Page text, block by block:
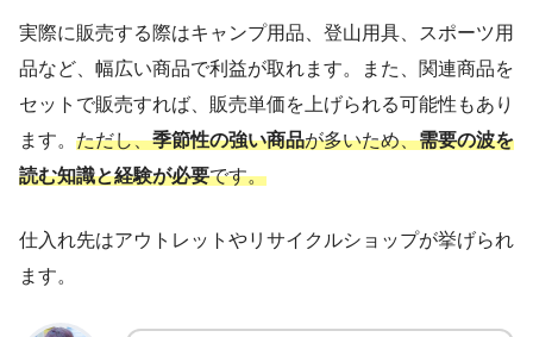
実際に販売する際はキャンプ用品、登山用具、スポーツ用
品など、幅広い商品で利益が取れます。また、関連商品を
セットで販売すれば、販売単価を上げられる可能性もあり
ます。 ただし、季節性の強い商品が多いため、需要の波を
読む知識と経験が必要です。
仕入れ先はアウトレットやリサイクルショップが挙げられ
ます。